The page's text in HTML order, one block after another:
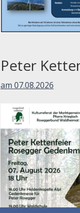
Peter
am 07.08.2026